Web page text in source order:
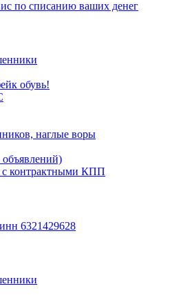
по списанию ваших денег
обувь!
наглые воры
с контрактными КПП
6321429628